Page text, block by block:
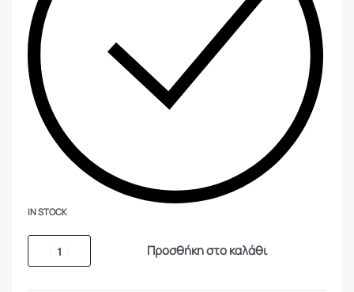
IN STOCK
Προσθήκη στο καλάθι